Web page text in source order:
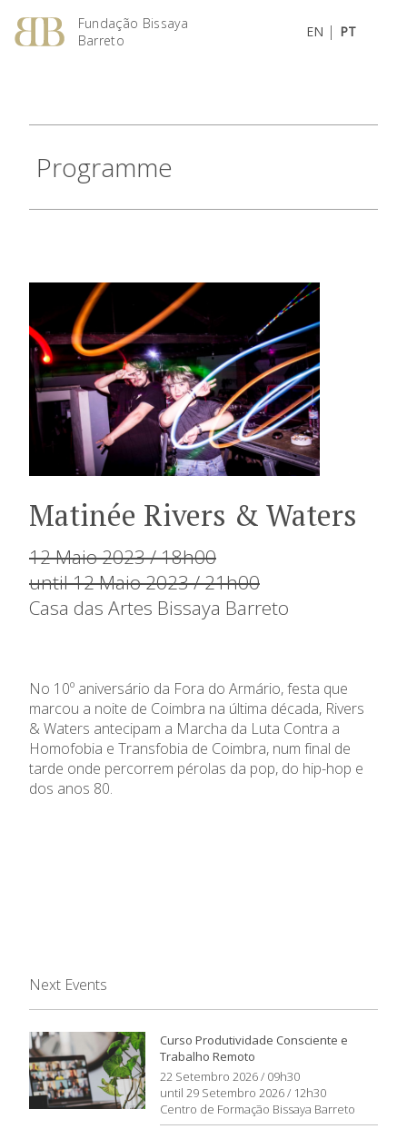
Fundação Bissaya
Barreto
EN | PT
Programme
Matinée Rivers & Waters
12 Maio 2023 / 18h00
until 12 Maio 2023 / 21h00
Casa das Artes Bissaya Barreto
No 10º aniversário da Fora do Armário, festa que
marcou a noite de Coimbra na última década, Rivers
& Waters antecipam a Marcha da Luta Contra a
Homofobia e Transfobia de Coimbra, num final de
tarde onde percorrem pérolas da pop, do hip-hop e
dos anos 80.
Next Events
Curso Produtividade Consciente e
Trabalho Remoto
22 Setembro 2026 / 09h30
until 29 Setembro 2026 / 12h30
Centro de Formação Bissaya Barreto